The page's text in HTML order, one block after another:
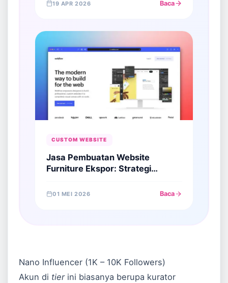
19 APR 2026 Baca
CUSTOM WEBSITE
Jasa Pembuatan Website
Furniture Ekspor: Strategi
Otoritas Digital
01 MEI 2026 Baca
Nano Influencer (1K – 10K Followers)
Akun di tierini biasanya berupa kurator